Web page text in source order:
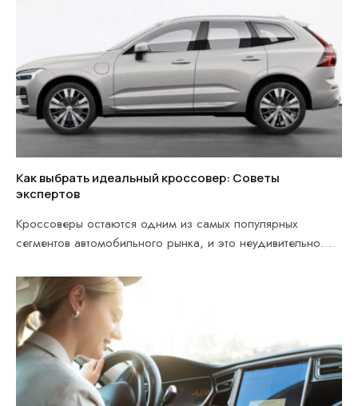
Как выбрать идеальный кроссовер: Советы
экспертов
Кроссоверы остаются одним из самых популярных
сегментов автомобильного рынка, и это неудивительно.